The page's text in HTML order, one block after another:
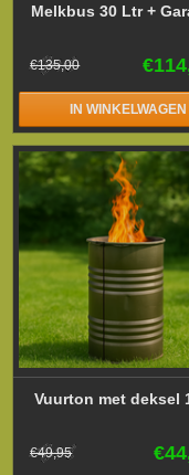
Melkbus 30 Ltr +
€135,00
IN WINKELWAGEN
Vuurton met deksel
€49,95